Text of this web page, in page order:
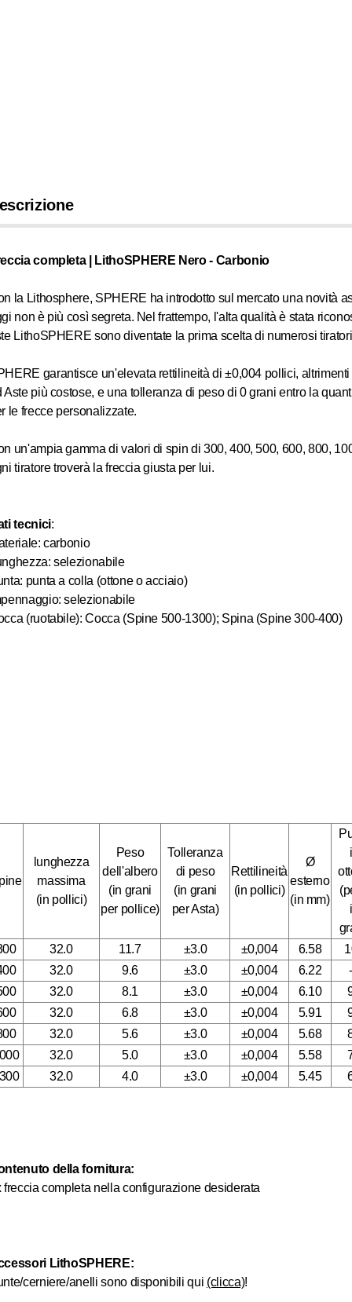
LITHOSPHERE
CARBONIO - OPERE
a partire da
completa | LithoSPHERE Nero - Carbonio
la Lithosphere, SPHERE ha introdotto sul mercato una novità
non è più così segreta. Nel frattempo, l'alta qualità è stata
LithoSPHERE sono diventate la prima scelta di numerosi
garantisce un'elevata rettilineità di ±0,004 pollici,
Aste più costose, e una tolleranza di peso di 0 grani entro la
le frecce personalizzate.
un'ampia gamma di valori di spin di 300, 400, 500, 600, 800,
tiratore troverà la freccia giusta per lui.
tecnici:
carbonio
selezionabile
punta a colla (ottone o acciaio)
selezionabile
(ruotabile): Cocca (Spine 500-1300); Spina (Spine 300-400)
lunghezza
massima
(in pollici)
Peso
dell'albero
(in grani
per pollice)
Tolleranza
di peso
(in grani
per Asta)
Rettilineità
(in pollici)
Ø
esterno
(in mm)
32.0 11.7 ±3.0 ±0,004 6.58
32.0 9.6 ±3.0 ±0,004 6.22
32.0 8.1 ±3.0 ±0,004 6.10
32.0 6.8 ±3.0 ±0,004 5.91
32.0 5.6 ±3.0 ±0,004 5.68
32.0 5.0 ±3.0 ±0,004 5.58
32.0 4.0 ±3.0 ±0,004 5.45
della fornitura:
freccia completa nella configurazione desiderata
LithoSPHERE:
cerniere/anelli sono disponibili qui (clicca)!